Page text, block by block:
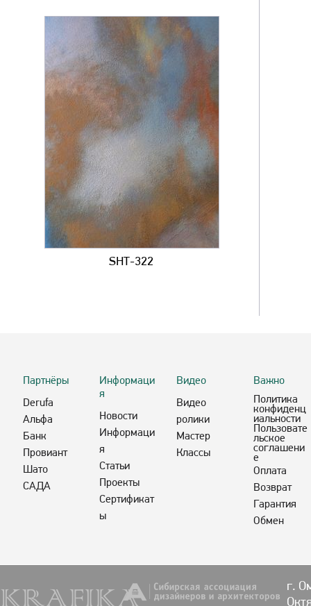
SHT-322
Партнёры
Derufa
Альфа
Банк
Провиант
Шато
САДА
Информаци
я
Новости
Информаци
я
Статьи
Проекты
Сертификат
ы
Видео
Видео
ролики
Мастер
Классы
Важно
Политика
конфиденц
иальности
Пользовате
льское
соглашени
е
Оплата
Возврат
Гарантия
Обмен
г.